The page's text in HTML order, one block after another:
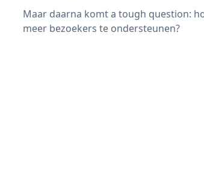
Maar daarna komt a tough question:
meer bezoekers te ondersteunen?